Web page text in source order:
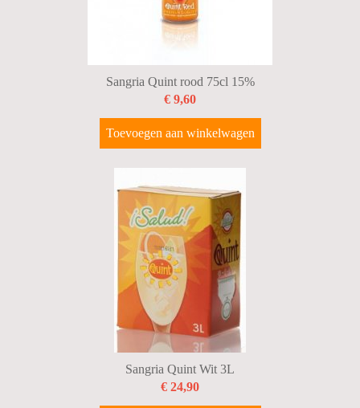
Sangria Quint rood 75cl 15%
€ 9,60
Toevoegen aan winkelwagen
Sangria Quint Wit 3L
€ 24,90